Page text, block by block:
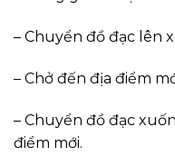
– Chuyển đồ đạc lên
– Chở đến địa điểm
– Chuyển đồ đạc
điểm mới.